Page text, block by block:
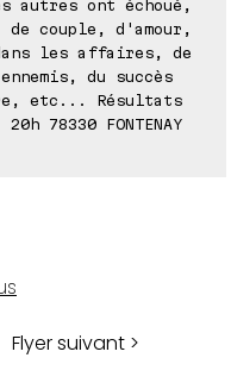
ont échoué,
couple, d'amour,
les affaires, de
du succès
etc... Résultats
78330 FONTENAY
Flyer suivant >